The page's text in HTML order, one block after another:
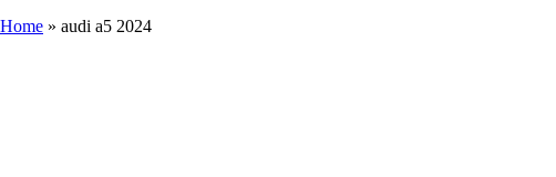
Home » audi a5 2024